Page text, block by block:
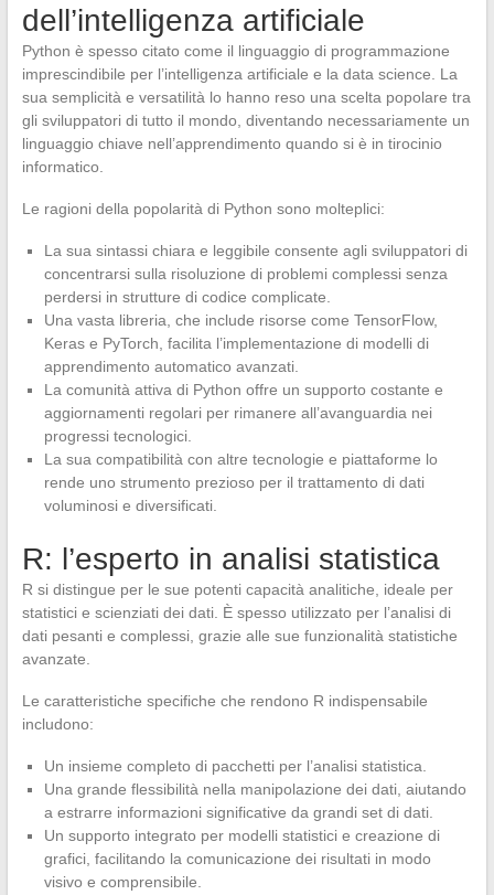
dell’intelligenza artificiale
Python è spesso citato come il linguaggio di programmazione
imprescindibile per l’intelligenza artificiale e la data science. La
sua semplicità e versatilità lo hanno reso una scelta popolare tra
gli sviluppatori di tutto il mondo, diventando necessariamente un
linguaggio chiave nell’apprendimento quando si è in tirocinio
informatico.
Le ragioni della popolarità di Python sono molteplici:
La sua sintassi chiara e leggibile consente agli sviluppatori di
concentrarsi sulla risoluzione di problemi complessi senza
perdersi in strutture di codice complicate.
Una vasta libreria, che include risorse come TensorFlow,
Keras e PyTorch, facilita l’implementazione di modelli di
apprendimento automatico avanzati.
La comunità attiva di Python offre un supporto costante e
aggiornamenti regolari per rimanere all’avanguardia nei
progressi tecnologici.
La sua compatibilità con altre tecnologie e piattaforme lo
rende uno strumento prezioso per il trattamento di dati
voluminosi e diversificati.
R: l’esperto in analisi statistica
R si distingue per le sue potenti capacità analitiche, ideale per
statistici e scienziati dei dati. È spesso utilizzato per l’analisi di
dati pesanti e complessi, grazie alle sue funzionalità statistiche
avanzate.
Le caratteristiche specifiche che rendono R indispensabile
includono:
Un insieme completo di pacchetti per l’analisi statistica.
Una grande flessibilità nella manipolazione dei dati, aiutando
a estrarre informazioni significative da grandi set di dati.
Un supporto integrato per modelli statistici e creazione di
grafici, facilitando la comunicazione dei risultati in modo
visivo e comprensibile.